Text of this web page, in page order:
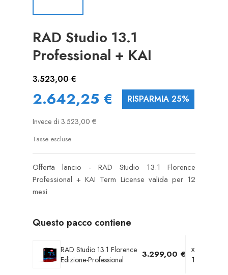
RAD Studio 13.1
Professional + KAI
3.523,00 €
2.642,25 € RISPARMIA 25%
Invece di 3.523,00 €
Tasse escluse
Offerta lancio - RAD Studio 13.1 Florence
Professional + KAI Term License valida per 12
mesi
Questo pacco contiene
RAD Studio 13.1 Florence
Edizione-Professional
3.299,00 € x
1